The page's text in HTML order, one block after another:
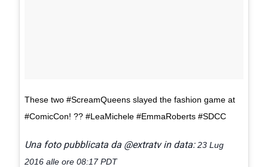
These two #ScreamQueens slayed the fashion game at
#ComicCon! ?? #LeaMichele #EmmaRoberts #SDCC
Una foto pubblicata da @extratv in data:23 Lug
2016 alle ore 08:17 PDT